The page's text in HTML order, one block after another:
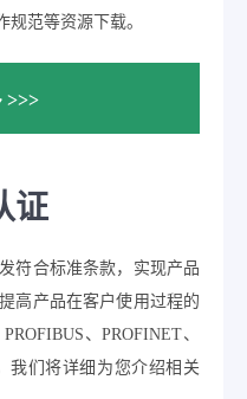
规范等资源下载。
>>>
证
符合标准条款，实现产品
高产品在客户使用过程的
、PROFINET、
我们将详细为您介绍相关